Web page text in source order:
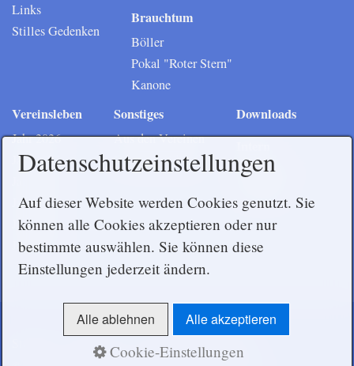
Links
Stilles Gedenken
Brauchtum
Böller
Pokal "Roter Stern"
Kanone
Vereinsleben
Jahr 2026
Jahr 2025
Jahr 2023
Jahr 2022
Jahr 2021
Sonstiges
Aus den Vereinen
Vereinskleidung
Downloads
Mitglieder
Impressum
Datenschutzerklärung
Datenschutzeinstellungen
Auf dieser Website werden Cookies genutzt. Sie
können alle Cookies akzeptieren oder nur
bestimmte auswählen. Sie können diese
Einstellungen jederzeit ändern.
Alle ablehnen Alle akzeptieren
Cookie-Einstellungen